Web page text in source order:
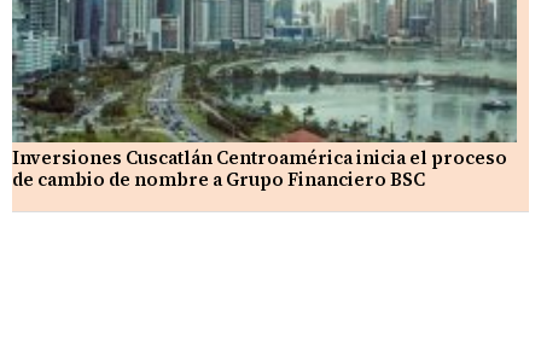
Inversiones Cuscatlán Centroamérica inicia el proceso
de cambio de nombre a Grupo Financiero BSC